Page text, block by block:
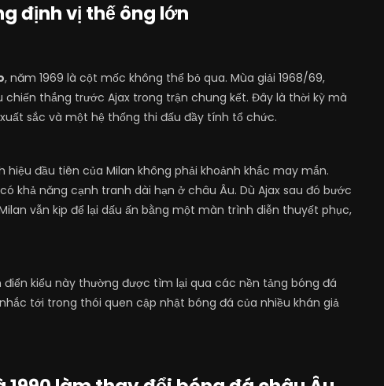
định vị thế ông lớn
, năm 1969 là cột mốc không thể bỏ qua. Mùa giải 1968/69,
thắng trước Ajax trong trận chung kết. Đây là thời kỳ mà
sắc và một hệ thống thi đấu đầy tính tổ chức.
đầu tiên của Milan không phải khoảnh khắc may mắn.
khả năng cạnh tranh dài hạn ở châu Âu. Dù Ajax sau đó bước
vẫn kịp để lại dấu ấn bằng một màn trình diễn thuyết phục,
điển kiểu này thường được tìm lại qua các nền tảng bóng đá
tới trong thói quen cập nhật bóng đá của nhiều khán giả